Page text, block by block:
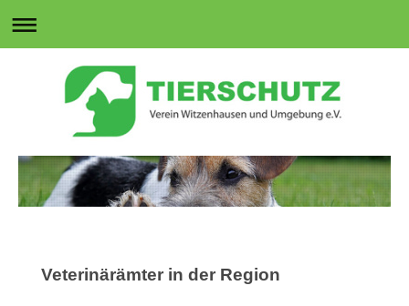
Veterinärämter in der Region